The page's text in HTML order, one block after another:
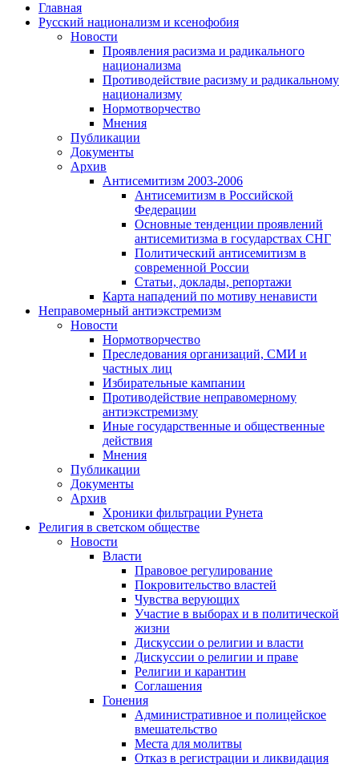
Главная
Русский национализм и ксенофобия
Новости
Проявления расизма и радикального
национализма
Противодействие расизму и радикальному
национализму
Нормотворчество
Мнения
Публикации
Документы
Архив
Антисемитизм 2003-2006
Антисемитизм в Российской
Федерации
Основные тенденции проявлений
антисемитизма в государствах СНГ
Политический антисемитизм в
современной России
Статьи, доклады, репортажи
Карта нападений по мотиву ненависти
Неправомерный антиэкстремизм
Новости
Нормотворчество
Преследования организаций, СМИ и
частных лиц
Избирательные кампании
Противодействие неправомерному
антиэкстремизму
Иные государственные и общественные
действия
Мнения
Публикации
Документы
Архив
Хроники фильтрации Рунета
Религия в светском обществе
Новости
Власти
Правовое регулирование
Покровительство властей
Чувства верующих
Участие в выборах и в политической
жизни
Дискуссии о религии и власти
Дискуссии о религии и праве
Религии и карантин
Соглашения
Гонения
Административное и полицейское
вмешательство
Места для молитвы
Отказ в регистрации и ликвидация